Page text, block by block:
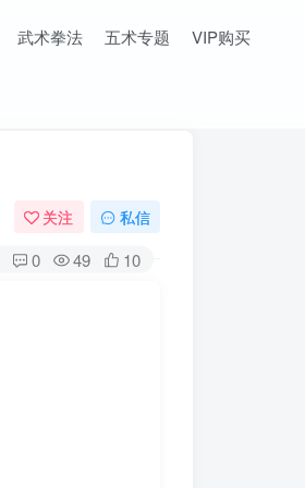
武术拳法 五术专题 VIP购买
关注 私信
0 49 10